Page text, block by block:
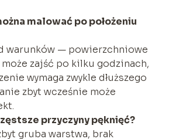
malować po położeniu
warunków — powierzchniowe
zajść po kilku godzinach,
wymaga zwykle dłuższego
zbyt wcześnie może
przyczyny pęknięć?
gruba warstwa, brak